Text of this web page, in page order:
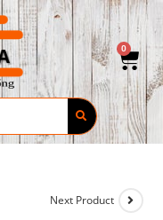
0
Next Product